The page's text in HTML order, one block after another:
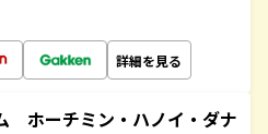
詳細を見る
ホーチミン・ハノイ・ダナ